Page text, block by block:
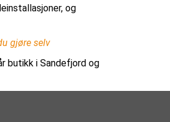
og
gjøre selv
butikk i Sandefjord og